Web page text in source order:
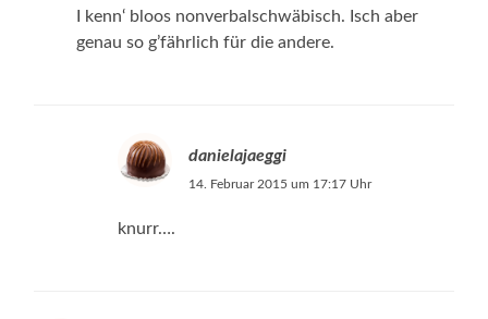
I kenn‘ bloos nonverbalschwäbisch. Isch aber
genau so g’fährlich für die andere.
danielajaeggi
14. Februar 2015 um 17:17 Uhr
knurr….